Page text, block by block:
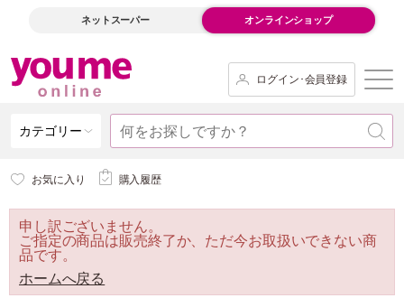
ネットスーパー オンラインショップ
ログイン･会員登録
カテゴリー
お気に入り 購入履歴
申し訳ございません。
ご指定の商品は販売終了か、ただ今お取扱いできない商
品です。
ホームへ戻る